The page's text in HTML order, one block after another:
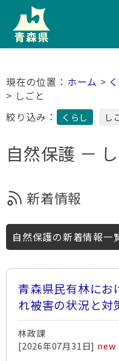
ホーム >
> しごと
絞り込み：
くらし し
自然保護 －
新着情報
自然保護の新着情報一
青森県民有林にお
れ被害の状況と対
林政課
[2026年07月31日] new